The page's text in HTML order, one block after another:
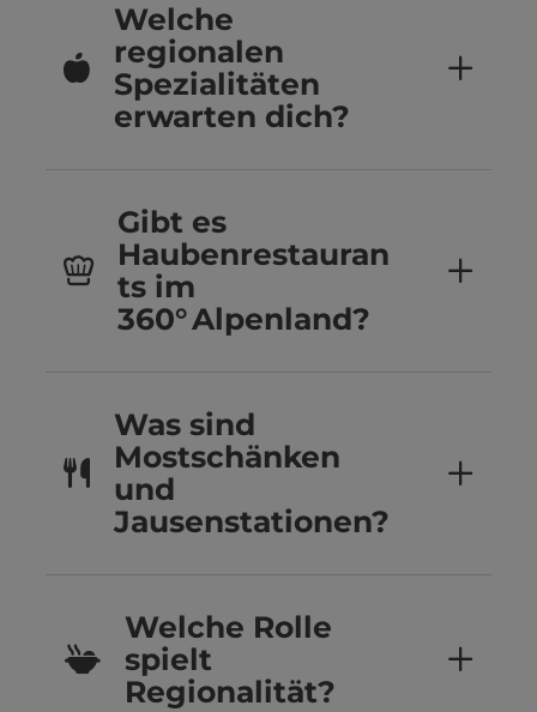
Welche
regionalen
Spezialitäten
erwarten dich?
Gibt es
Haubenrestauran
ts im
360° Alpenland?
Was sind
Mostschänken
und
Jausenstationen?
Welche Rolle
spielt
Regionalität?